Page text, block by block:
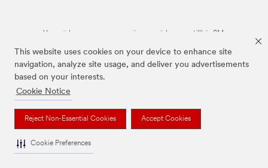
This website uses cookies on your device to enhance site
navigation, analyze site usage, and deliver you advertisements
based on your interests.
Cookie Notice
Reject Non-Essential Cookies Accept Cookies
Cookie Preferences
Varumärken som anges ovan är varumärken som tillhör 3M.